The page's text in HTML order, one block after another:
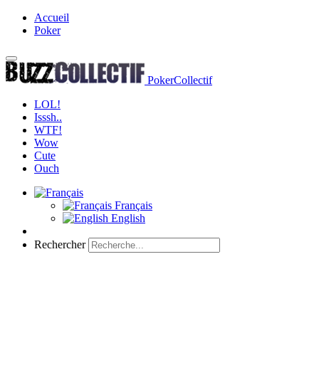
Accueil
Poker
PokerCollectif
LOL!
Isssh..
WTF!
Wow
Cute
Ouch
Français
English
Rechercher